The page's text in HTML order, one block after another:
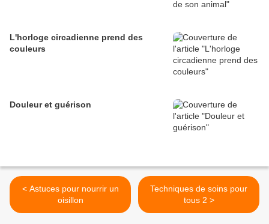
L'horloge circadienne prend des
couleurs
Douleur et guérison
< Astuces pour nourrir un
oisillon
Techniques de soins pour
tous 2 >